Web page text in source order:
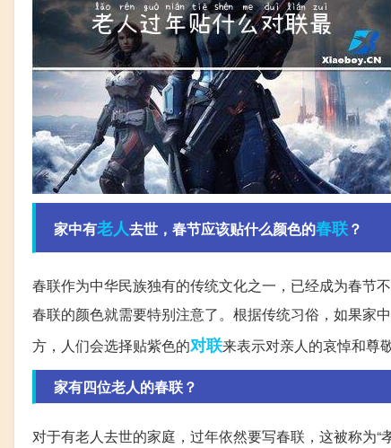
家中有老人去世，春节应该贴什么颜色的春联？
春联作为中华民族独有的传统文化之一，已经成为春节
春联的颜色就需要特别注意了。根据传统习俗，如果家
方，人们会选择贴紫色的对联来表示对亲人的哀悼和尊
家有四位老人的春联？
对于有老人去世的家庭，过年依然要写春联，这被称为